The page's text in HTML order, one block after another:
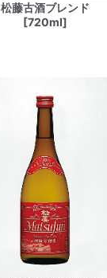
松藤古酒ブレンド
[720ml]